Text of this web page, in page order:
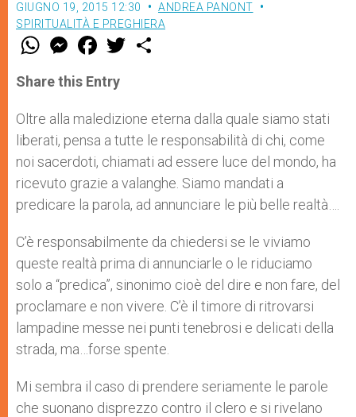
GIUGNO 19, 2015 12:30
ANDREA PANONT
SPIRITUALITÀ E PREGHIERA
W
t
s
p
p
M
e
s
e
g
e
r
F
a
e
b
o
k
w
r
Share this Entry
Oltre alla maledizione eterna dalla quale siamo stati
liberati, pensa a tutte le responsabilità di chi, come
noi sacerdoti, chiamati ad essere luce del mondo, ha
ricevuto grazie a valanghe. Siamo mandati a
predicare la parola, ad annunciare le più belle realtà….
C’è responsabilmente da chiedersi se le viviamo
queste realtà prima di annunciarle o le riduciamo
solo a “predica”, sinonimo cioè del dire e non fare, del
proclamare e non vivere. C’è il timore di ritrovarsi
lampadine messe nei punti tenebrosi e delicati della
strada, ma…forse spente.
Mi sembra il caso di prendere seriamente le parole
che suonano disprezzo contro il clero e si rivelano